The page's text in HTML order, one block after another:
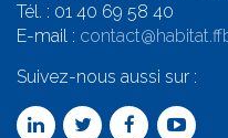
Tél. : 01 40 69 58 40
E-mail :
Suivez-nous aussi sur :